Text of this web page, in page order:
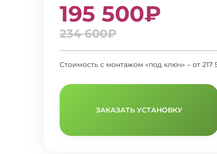
195 500₽
234 600₽
Стоимость с монтажом «под ключ» – от 217
ЗАКАЗАТЬ УСТАНОВКУ